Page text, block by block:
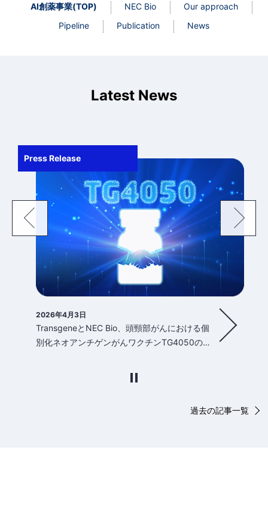
AI創薬事業(TOP) NEC Bio
Our approach
Pipeline
Publication News
Latest News
Press Release
2025年12月10日
NEC、経口投与型の個別化がんワクチン
「NECVAX-NEO1」の第I相臨床試験における新
過去の記事一覧